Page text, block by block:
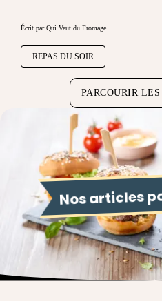
Écrit par Qui Veut du Fromage
REPAS DU SOIR
PARCOURIR
Nos articles